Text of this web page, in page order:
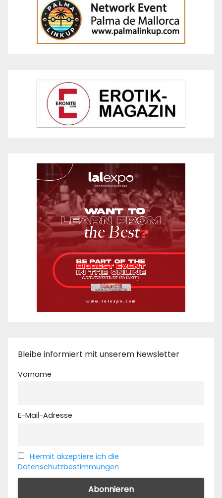
Bleibe informiert mit unserem Newsletter
Vorname
E-Mail-Adresse
Hiermit akzeptiere ich die
Datenschutzbestimmungen